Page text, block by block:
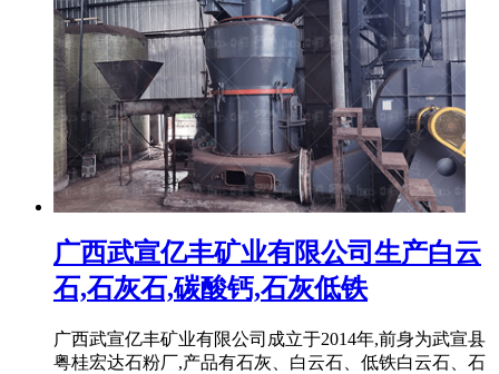
广西武宣亿丰矿业有限公司生产白云
石,石灰石,碳酸钙,石灰低铁
广西武宣亿丰矿业有限公司成立于2014年,前身为武宣县
粤桂宏达石粉厂,产品有石灰、白云石、低铁白云石、石